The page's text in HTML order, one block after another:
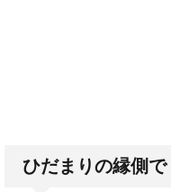
ひだまりの縁側